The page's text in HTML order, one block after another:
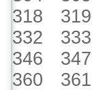
318
319
332
333
346
347
360
361